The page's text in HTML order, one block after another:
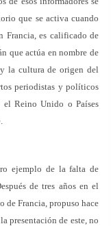
que se activa cuando
Francia, es calificado de
que actúa en nombre de
la cultura de origen del
periodistas y políticos
el Reino Unido o Países
ejemplo de la falta de
de tres años en el
de Francia, propuso hace
presentación de este, no